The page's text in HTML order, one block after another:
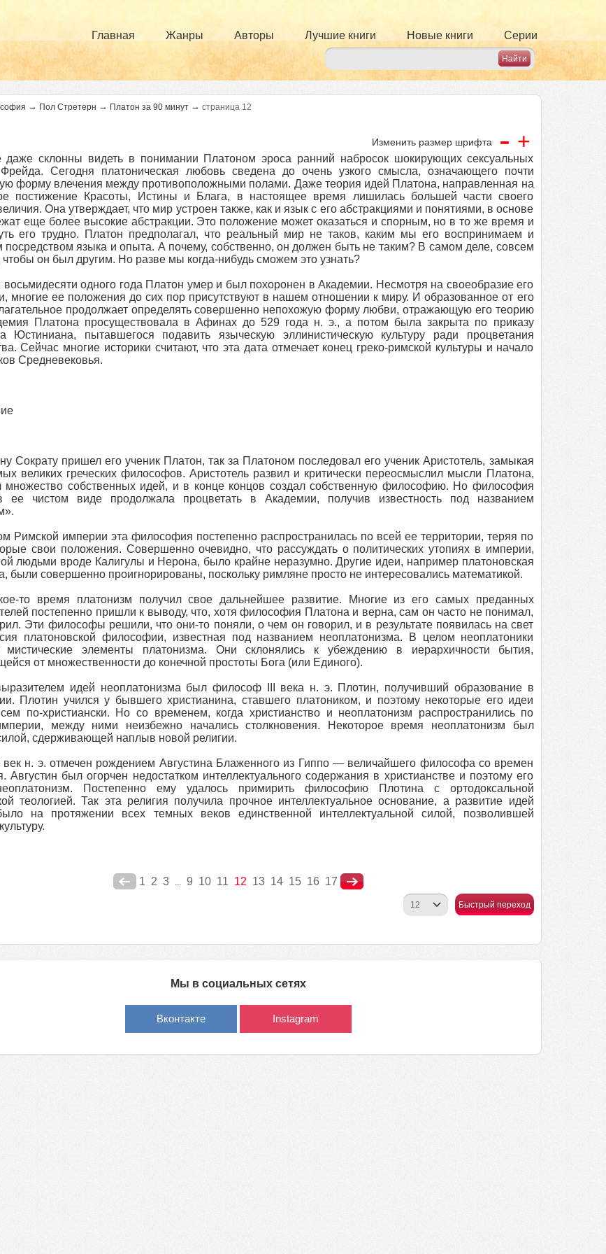
Главная Жанры Авторы Лучшие книги Новые книги Серии
→ Пол Стретерн → Платон за 90 минут → страница 12
Изменить размер шрифта - +
даже склонны видеть в понимании Платоном эроса ранний набросок шокирующих сексуальных
Сегодня платоническая любовь сведена до очень узкого смысла, означающего почти
форму влечения между противоположными полами. Даже теория идей Платона, направленная на
постижение Красоты, Истины и Блага, в настоящее время лишилась большей части своего
Она утверждает, что мир устроен также, как и язык с его абстракциями и понятиями, в основе
еще более высокие абстракции. Это положение может оказаться и спорным, но в то же время и
его трудно. Платон предполагал, что реальный мир не таков, каким мы его воспринимаем и
языка и опыта. А почему, собственно, он должен быть не таким? В самом деле, совсем
он был другим. Но разве мы когда-нибудь сможем это узнать?
восьмидесяти одного года Платон умер и был похоронен в Академии. Несмотря на своеобразие его
многие ее положения до сих пор присутствуют в нашем отношении к миру. И образованное от его
продолжает определять совершенно непохожую форму любви, отражающую его теорию
Платона просуществовала в Афинах до 529 года н. э., а потом была закрыта по приказу
Юстиниана, пытавшегося подавить языческую эллинистическую культуру ради процветания
Сейчас многие историки считают, что эта дата отмечает конец греко-римской культуры и начало
Средневековья.
Сократу пришел его ученик Платон, так за Платоном последовал его ученик Аристотель, замыкая
великих греческих философов. Аристотель развил и критически переосмыслил мысли Платона,
множество собственных идей, и в конце концов создал собственную философию. Но философия
ее чистом виде продолжала процветать в Академии, получив известность под названием
Римской империи эта философия постепенно распространилась по всей ее территории, теряя по
свои положения. Совершенно очевидно, что рассуждать о политических утопиях в империи,
людьми вроде Калигулы и Нерона, было крайне неразумно. Другие идеи, например платоновская
были совершенно проигнорированы, поскольку римляне просто не интересовались математикой.
то время платонизм получил свое дальнейшее развитие. Многие из его самых преданных
постепенно пришли к выводу, что, хотя философия Платона и верна, сам он часто не понимал,
Эти философы решили, что они-то поняли, о чем он говорил, и в результате появилась на свет
платоновской философии, известная под названием неоплатонизма. В целом неоплатоники
мистические элементы платонизма. Они склонялись к убеждению в иерархичности бытия,
от множественности до конечной простоты Бога (или Единого).
идей неоплатонизма был философ III века н. э. Плотин, получивший образование в
Плотин учился у бывшего христианина, ставшего платоником, и поэтому некоторые его идеи
по-христиански. Но со временем, когда христианство и неоплатонизм распространились по
между ними неизбежно начались столкновения. Некоторое время неоплатонизм был
сдерживающей наплыв новой религии.
век н. э. отмечен рождением Августина Блаженного из Гиппо — величайшего философа со времен
Августин был огорчен недостатком интеллектуального содержания в христианстве и поэтому его
Постепенно ему удалось примирить философию Плотина с ортодоксальной
теологией. Так эта религия получила прочное интеллектуальное основание, а развитие идей
на протяжении всех темных веков единственной интеллектуальной силой, позволившей
1 2 3 ... 9 10 11 12 13 14 15 16 17
Быстрый переход
Мы в социальных сетях
Вконтакте Instagram